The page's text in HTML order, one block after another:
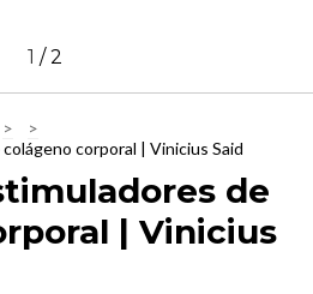
1 /2
>
>
corporal | Vinicius Said
de
| Vinicius